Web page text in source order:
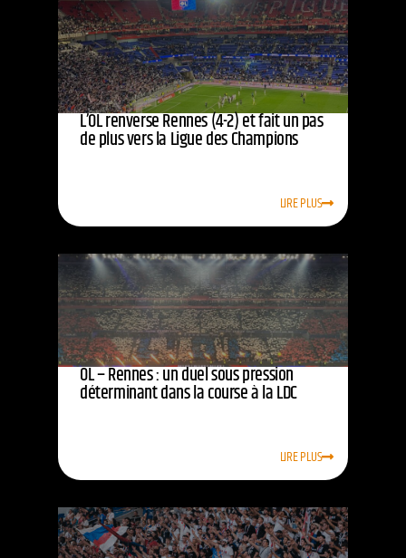
L’OL renverse Rennes (4-2) et fait un pas
de plus vers la Ligue des Champions
LIRE PLUS
OL – Rennes : un duel sous pression
déterminant dans la course à la LDC
LIRE PLUS